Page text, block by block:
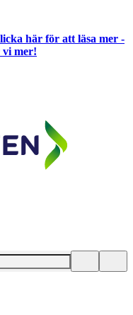
här för att läsa mer -
vi mer!